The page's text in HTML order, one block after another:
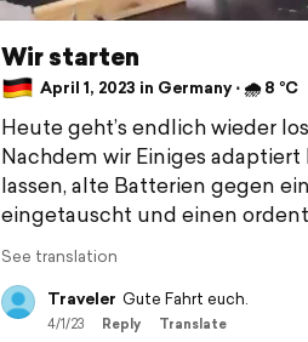
Wir starten
April 1, 2023 in Germany ⋅ 🌧 8 °C
Heute geht’s endlich wieder
Nachdem wir Einiges
lassen, alte Batterien gegen
eingetauscht und einen
See translation
Traveler Gute Fahrt euch.
4/1/23 Reply Translate